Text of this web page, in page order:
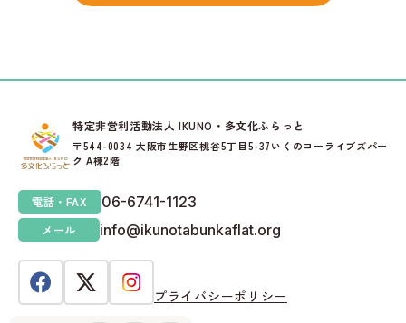
特定非営利活動法人 IKUNO・多文化ふらっと
〒544-0034 大阪市生野区桃谷5丁目5-37いくのコーライブズパー
ク A棟2階
電話・FAX 06-6741-1123
メール info@ikunotabunkaflat.org
プライバシーポリシー